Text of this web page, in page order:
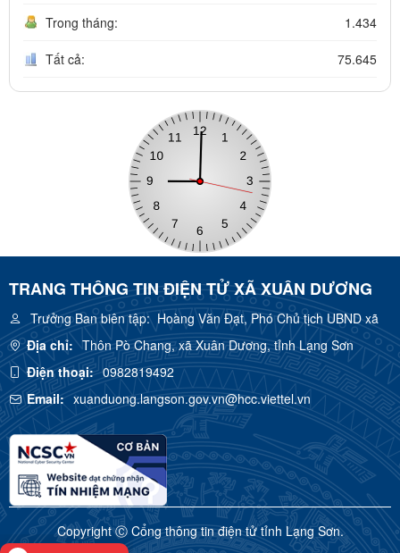
Trong tháng: 1.434
Tất cả: 75.645
TRANG THÔNG TIN ĐIỆN TỬ XÃ XUÂN DƯƠNG
Trưởng Ban biên tập:Hoàng Văn Đạt, Phó Chủ tịch UBND xã
Địa chỉ: Thôn Pò Chang, xã Xuân Dương, tỉnh Lạng Sơn
Điện thoại: 0982819492
Email: xuanduong.langson.gov.vn@hcc.viettel.vn
Copyright Ⓒ Cổng thông tin điện tử tỉnh Lạng Sơn.